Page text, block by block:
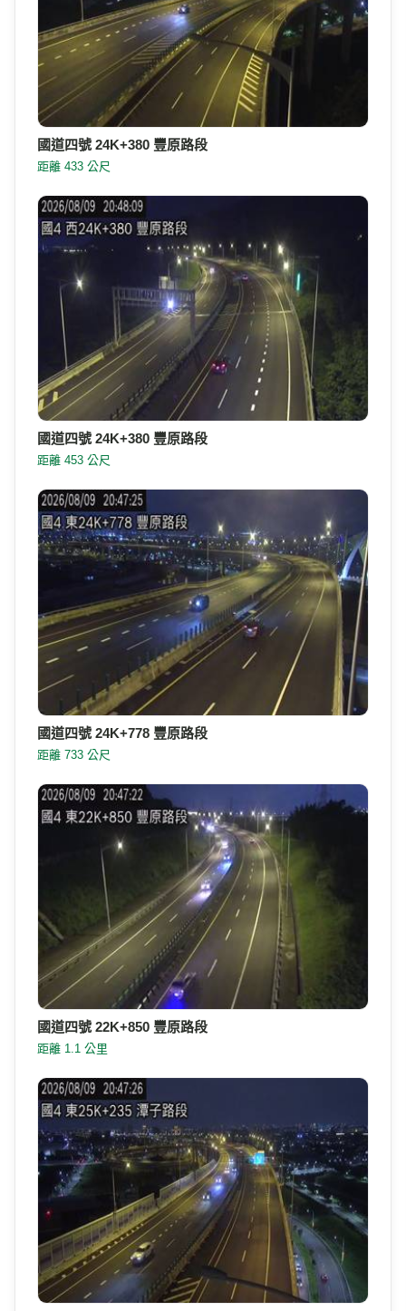
國道四號 24K+380 豐原路段
距離 433 公尺
國道四號 24K+380 豐原路段
距離 453 公尺
國道四號 24K+778 豐原路段
距離 733 公尺
國道四號 22K+850 豐原路段
距離 1.1 公里